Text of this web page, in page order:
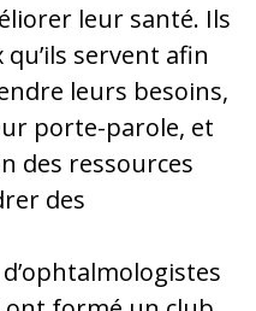
leur santé. Ils
servent afin
leurs besoins,
porte-parole, et
des ressources
des